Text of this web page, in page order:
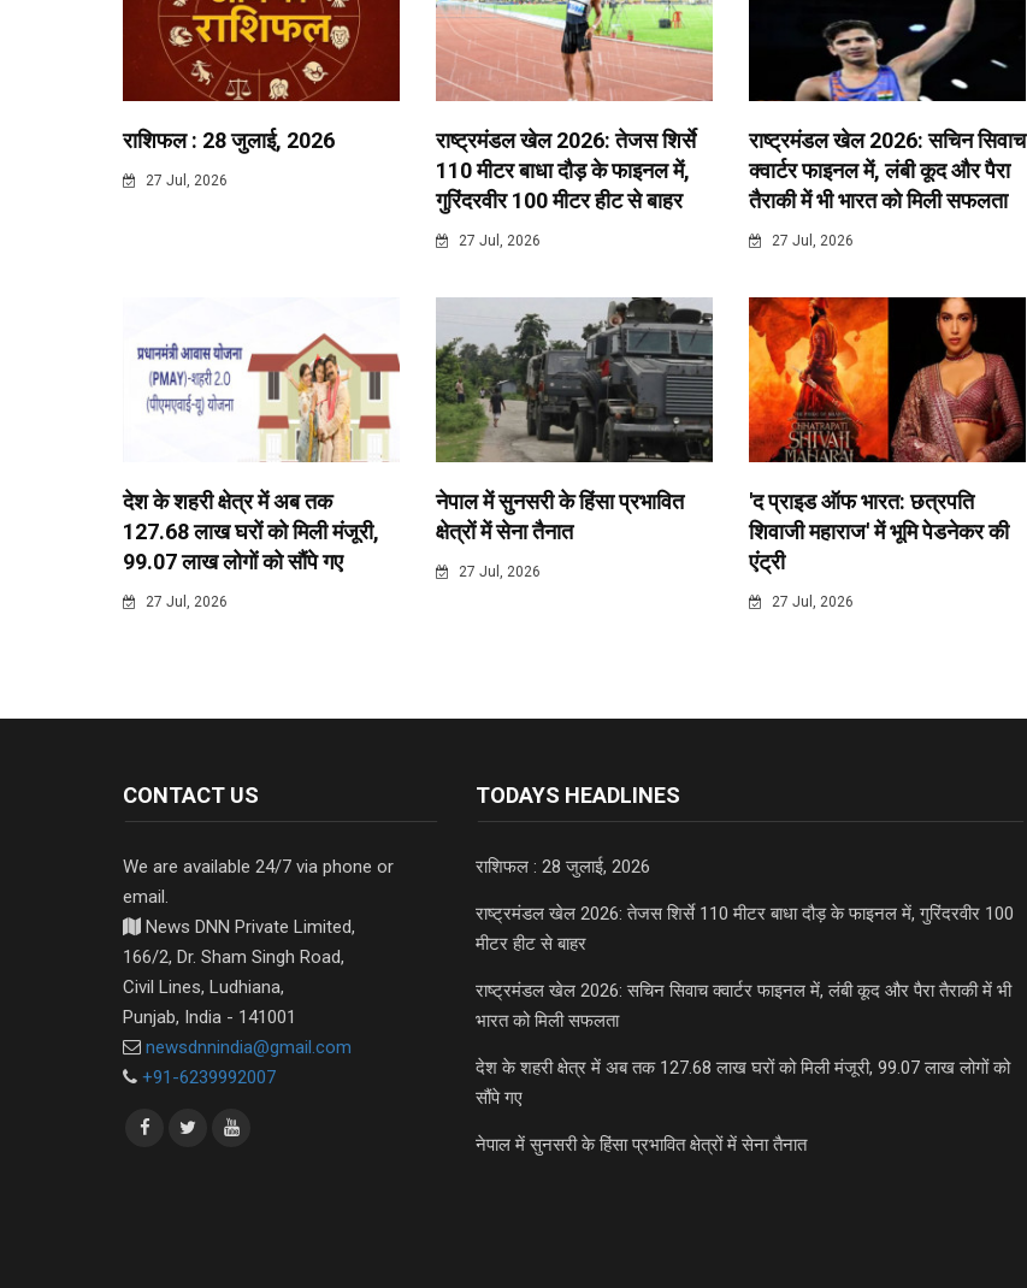
राशिफल : 28 जुलाई, 2026
27 Jul, 2026
राष्ट्रमंडल खेल 2026: तेजस शिर्से
110 मीटर बाधा दौड़ के फाइनल में,
गुरिंदरवीर 100 मीटर हीट से बाहर
27 Jul, 2026
राष्ट्रमंडल खेल 2026: सचिन सिवाच
क्वार्टर फाइनल में, लंबी कूद और पैरा
तैराकी में भी भारत को मिली सफलता
27 Jul, 2026
देश के शहरी क्षेत्र में अब तक
127.68 लाख घरों को मिली मंजूरी,
99.07 लाख लोगों को सौंपे गए
27 Jul, 2026
नेपाल में सुनसरी के हिंसा प्रभावित
क्षेत्रों में सेना तैनात
27 Jul, 2026
'द प्राइड ऑफ भारत: छत्रपति
शिवाजी महाराज' में भूमि पेडनेकर की
एंट्री
27 Jul, 2026
CONTACT US
We are available 24/7 via phone or
email.
News DNN Private Limited,
166/2, Dr. Sham Singh Road,
Civil Lines, Ludhiana,
Punjab, India - 141001
newsdnnindia@gmail.com
+91-6239992007
TODAYS HEADLINES
राशिफल : 28 जुलाई, 2026
राष्ट्रमंडल खेल 2026: तेजस शिर्से 110 मीटर बाधा दौड़ के फाइनल में, गुरिंदरवीर 100
मीटर हीट से बाहर
राष्ट्रमंडल खेल 2026: सचिन सिवाच क्वार्टर फाइनल में, लंबी कूद और पैरा तैराकी में भी
भारत को मिली सफलता
देश के शहरी क्षेत्र में अब तक 127.68 लाख घरों को मिली मंजूरी, 99.07 लाख लोगों को
सौंपे गए
नेपाल में सुनसरी के हिंसा प्रभावित क्षेत्रों में सेना तैनात